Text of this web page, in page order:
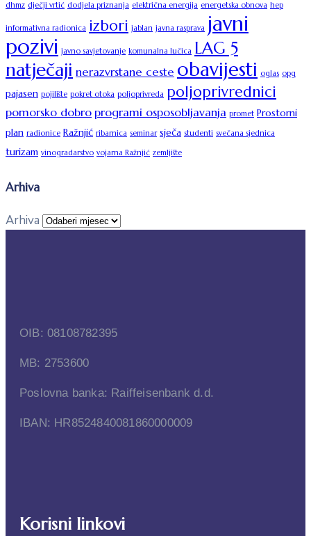
dhmz dječji vrtić dodjela priznanja električna energija energetska obnova hep
informativna radionica izbori jablan javna rasprava javni
pozivi javno savjetovanje komunalna lučica LAG 5
natječaji nerazvrstane ceste obavijesti oglas opg
pajasen pojilište pokret otoka poljoprivreda poljoprivrednici
pomorsko dobroprogrami osposobljavanja promet Prostorni
plan radionice Ražnjić ribarnica seminar sječa studenti svečana sjednica
turizam vinogradarstvo vojarna Ražnjić zemljište
Arhiva
Arhiva
OIB: 08108782395
MB: 2753600
Poslovna banka: Raiffeisenbank d.d.
IBAN: HR8524840081860000009
Korisni linkovi